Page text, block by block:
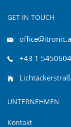
GET IN TOUCH
+43 1 5450604
UNTERNEHMEN
Kontakt